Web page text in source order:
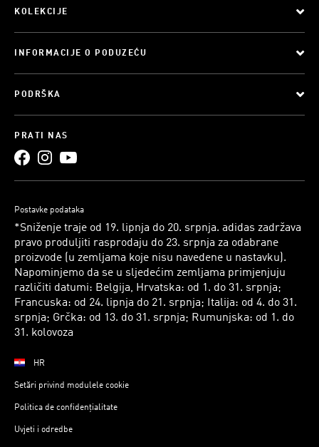
KOLEKCIJE
INFORMACIJE O PODUZEĆU
PODRŠKA
PRATI NAS
Postavke podataka
*Sniženje traje od 19. lipnja do 20. srpnja. adidas zadržava
pravo produljiti rasprodaju do 23. srpnja za odabrane
proizvode (u zemljama koje nisu navedene u nastavku).
Napominjemo da se u sljedećim zemljama primjenjuju
različiti datumi: Belgija, Hrvatska: od 1. do 31. srpnja;
Francuska: od 24. lipnja do 21. srpnja; Italija: od 4. do 31.
srpnja; Grčka: od 13. do 31. srpnja; Rumunjska: od 1. do
31. kolovoza
HR
Setări privind modulele cookie
Politica de confidențialitate
Uvjeti i odredbe